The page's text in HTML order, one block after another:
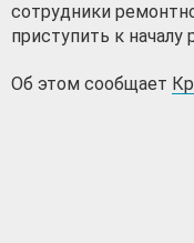
сотрудники
приступить к
Об этом сообщает